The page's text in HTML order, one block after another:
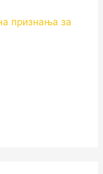
признања за